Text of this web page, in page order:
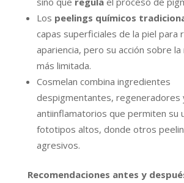
Los peelings químicos
capas superficiales de la piel para
apariencia, pero su acción sobre la
más limitada.
Cosmelan combina ingredientes
despigmentantes, regeneradores
antiinflamatorios que permiten su
fototipos altos, donde otros
agresivos.
Recomendaciones antes y